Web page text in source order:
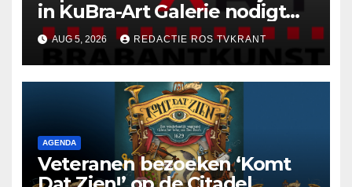
in KuBra-Art Galerie nodigt
uit tot ontmoeting en
reflectie
AUG 5, 2026 REDACTIE ROS TVKRANT
AGENDA
Veteranen bezoeken ‘Komt